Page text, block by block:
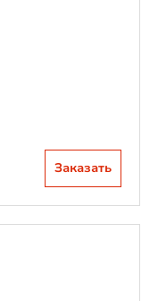
Заказать